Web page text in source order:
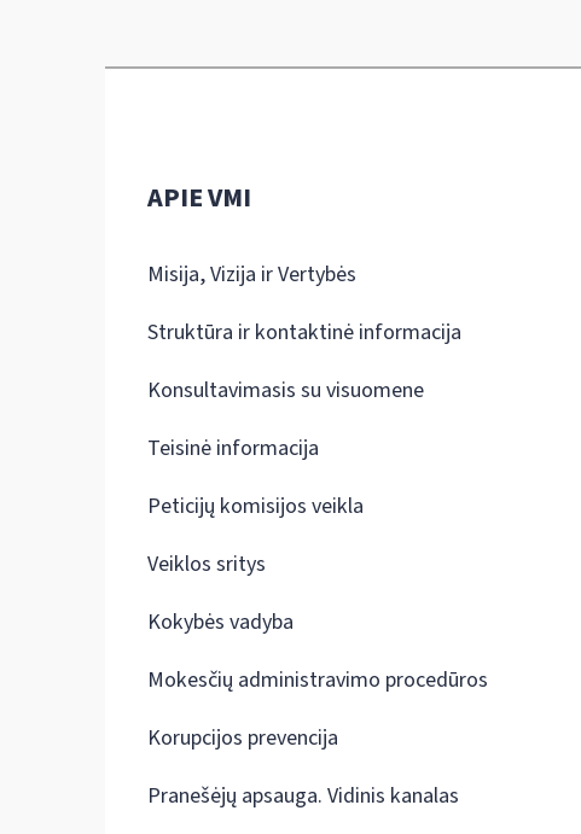
APIE VMI
Misija, Vizija ir Vertybės
Struktūra ir kontaktinė informacija
Konsultavimasis su visuomene
Teisinė informacija
Peticijų komisijos veikla
Veiklos sritys
Kokybės vadyba
Mokesčių administravimo procedūros
Korupcijos prevencija
Pranešėjų apsauga. Vidinis kanalas